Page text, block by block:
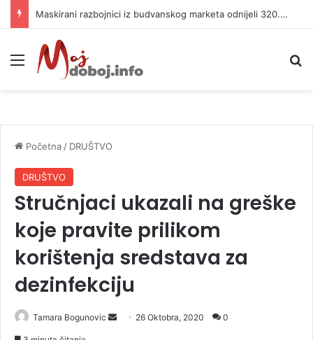
Maskirani razbojnici iz budvanskog marketa odnijeli 320.000 evra
Meni
Početna / DRUŠTVO
DRUŠTVO
Stručnjaci ukazali na greške
koje pravite prilikom
korištenja sredstava za
dezinfekciju
Tamara Bogunovic 26 Oktobra, 2020 0